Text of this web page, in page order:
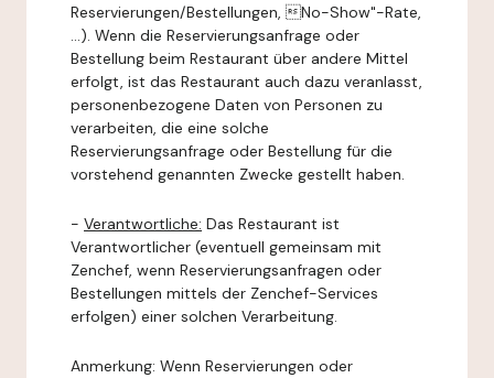
Reservierungen/Bestellungen, No-Show"-Rate,
...). Wenn die Reservierungsanfrage oder
Bestellung beim Restaurant über andere Mittel
erfolgt, ist das Restaurant auch dazu veranlasst,
personenbezogene Daten von Personen zu
verarbeiten, die eine solche
Reservierungsanfrage oder Bestellung für die
vorstehend genannten Zwecke gestellt haben.
- Verantwortliche: Das Restaurant ist
Verantwortlicher (eventuell gemeinsam mit
Zenchef, wenn Reservierungsanfragen oder
Bestellungen mittels der Zenchef-Services
erfolgen) einer solchen Verarbeitung.
Anmerkung: Wenn Reservierungen oder